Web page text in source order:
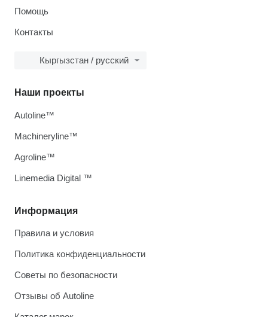
Помощь
Контакты
Кыргызстан / русский
Информация
Правила и условия
Политика конфиденциальности
Советы по безопасности
Отзывы об Autoline
Наши проекты
Autoline™
Machineryline™
Agroline™
Linemedia Digital ™